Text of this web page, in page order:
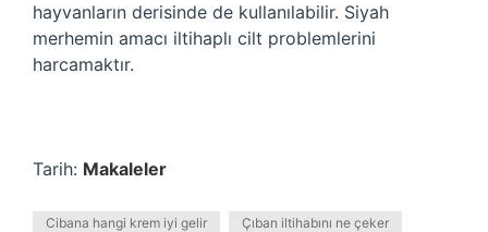
hayvanların derisinde de kullanılabilir. Siyah
merhemin amacı iltihaplı cilt problemlerini
harcamaktır.
Tarih: Makaleler
Cibana hangi krem iyi gelir Çıban iltihabını ne çeker